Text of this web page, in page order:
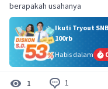
berapakah usahanya
Ikuti Tryout
100rb
Habis dalam
1 1